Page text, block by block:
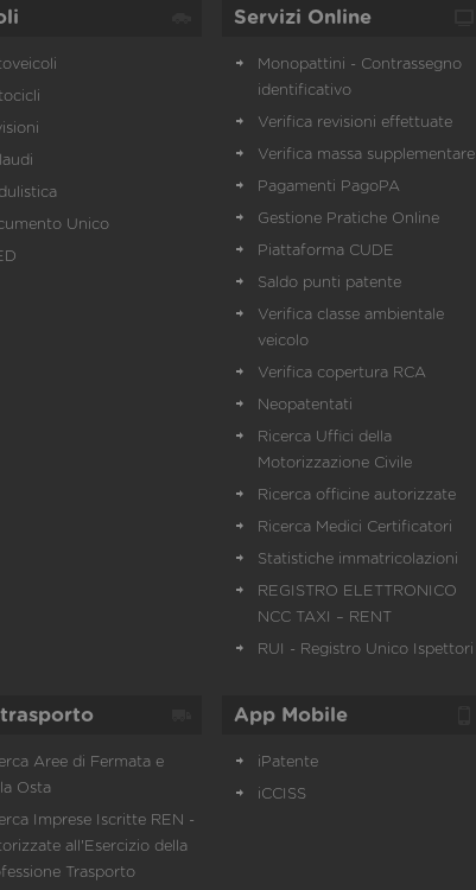
Unico
Servizi Online
Monopattini - Contrassegno
identificativo
Verifica revisioni effettuate
Verifica massa supplementare
Pagamenti PagoPA
Gestione Pratiche Online
Piattaforma CUDE
Saldo punti patente
Verifica classe ambientale
veicolo
Verifica copertura RCA
Neopatentati
Ricerca Uffici della
Motorizzazione Civile
Ricerca officine autorizzate
Ricerca Medici Certificatori
Statistiche immatricolazioni
REGISTRO ELETTRONICO
NCC TAXI – RENT
RUI - Registro Unico Ispettori
Aree di Fermata e
Osta
Imprese Iscritte REN -
all'Esercizio della
Trasporto
App Mobile
iPatente
iCCISS